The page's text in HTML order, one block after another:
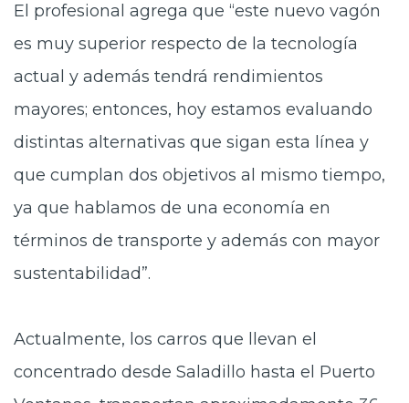
El profesional agrega que “este nuevo vagón
es muy superior respecto de la tecnología
actual y además tendrá rendimientos
mayores; entonces, hoy estamos evaluando
distintas alternativas que sigan esta línea y
que cumplan dos objetivos al mismo tiempo,
ya que hablamos de una economía en
términos de transporte y además con mayor
sustentabilidad”.
Actualmente, los carros que llevan el
concentrado desde Saladillo hasta el Puerto